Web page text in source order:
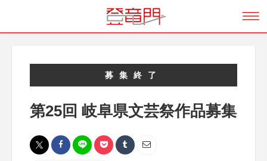
募集終了
第25回 岐阜県文芸祭作品募集